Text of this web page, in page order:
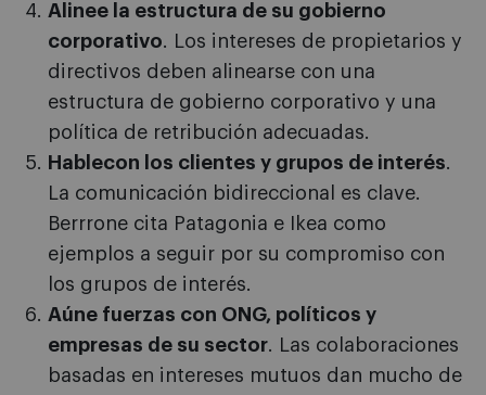
Alinee la estructura de su gobierno
corporativo. Los intereses de propietarios y
directivos deben alinearse con una
estructura de gobierno corporativo y una
política de retribución adecuadas.
Hablecon los clientes y grupos de interés.
La comunicación bidireccional es clave.
Berrrone cita Patagonia e Ikea como
ejemplos a seguir por su compromiso con
los grupos de interés.
Aúne fuerzas con ONG, políticos y
empresas de su sector. Las colaboraciones
basadas en intereses mutuos dan mucho de